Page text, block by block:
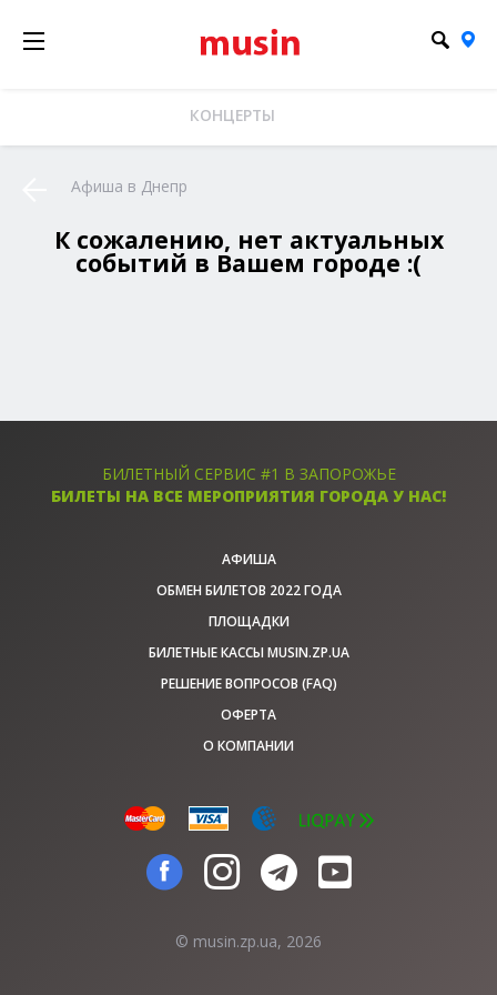
КОНЦЕРТЫ
Афиша в Днепр
К сожалению, нет актуальных
событий в Вашем городе :(
БИЛЕТНЫЙ СЕРВИС #1 В ЗАПОРОЖЬЕ
БИЛЕТЫ НА ВСЕ МЕРОПРИЯТИЯ ГОРОДА У НАС!
АФИША
ОБМЕН БИЛЕТОВ 2022 ГОДА
ПЛОЩАДКИ
БИЛЕТНЫЕ КАССЫ MUSIN.ZP.UA
РЕШЕНИЕ ВОПРОСОВ (FAQ)
ОФЕРТА
О КОМПАНИИ
© musin.zp.ua, 2026